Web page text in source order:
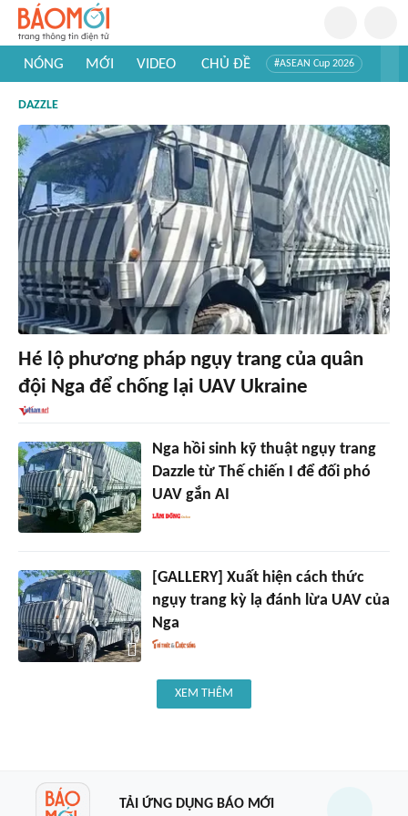
NÓNG MỚI VIDEO CHỦ ĐỀ #ASEAN Cup 2026
#Khám phá thế giới
DAZZLE
Hé lộ phương pháp ngụy trang của quân
đội Nga để chống lại UAV Ukraine
Nga hồi sinh kỹ thuật ngụy trang
Dazzle từ Thế chiến I để đối phó
UAV gắn AI
[GALLERY] Xuất hiện cách thức
ngụy trang kỳ lạ đánh lừa UAV của
Nga
XEM THÊM
TẢI ỨNG DỤNG BÁO MỚI